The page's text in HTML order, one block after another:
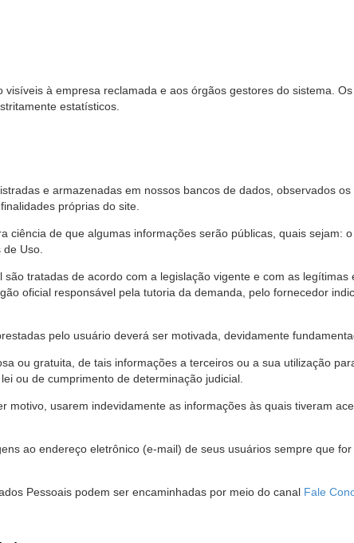
à empresa reclamada e aos órgãos gestores do sistema.
estatísticos.
e armazenadas em nossos bancos de dados, observados
próprias do site.
ciência de que algumas informações serão públicas, quais sejam:
Uso.
tratadas de acordo com a legislação vigente e com as
oficial responsável pela tutoria da demanda, pelo fornecedor
pelo usuário deverá ser motivada, devidamente
ou gratuita, de tais informações a terceiros ou a sua utilização
ou de cumprimento de determinação judicial.
motivo, usarem indevidamente as informações às quais tiveram
ao endereço eletrônico (e-mail) de seus usuários sempre que
Pessoais podem ser encaminhadas por meio do canal Fale